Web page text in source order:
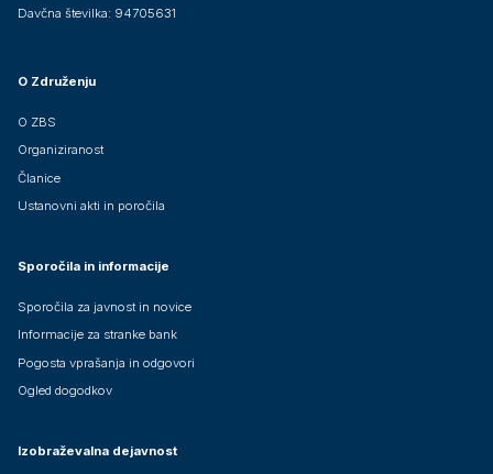
Davčna številka: 94705631
O Združenju
O ZBS
Organiziranost
Članice
Ustanovni akti in poročila
Sporočila in informacije
Sporočila za javnost in novice
Informacije za stranke bank
Pogosta vprašanja in odgovori
Ogled dogodkov
Izobraževalna dejavnost